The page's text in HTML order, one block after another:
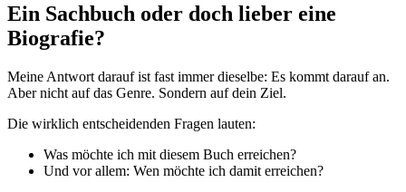
Ein Sachbuch oder doch lieber eine
Biografie?
Meine Antwort darauf ist fast immer dieselbe: Es kommt darauf an.
Aber nicht auf das Genre. Sondern auf dein Ziel.
Die wirklich entscheidenden Fragen lauten:
Was möchte ich mit diesem Buch erreichen?
Und vor allem: Wen möchte ich damit erreichen?